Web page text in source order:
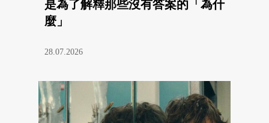
是為了解釋那些沒有答案的「為什
麼」
28.07.2026